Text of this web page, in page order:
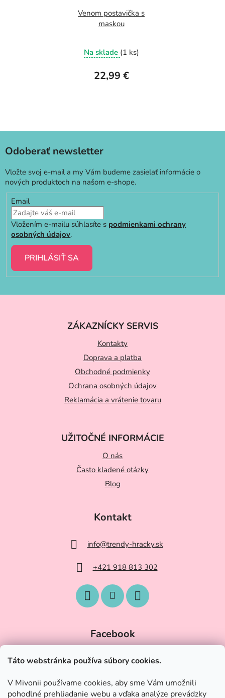
Táto webstránka používa súbory cookies.
V Mivonii používame cookies, aby sme Vám umožnili
pohodlné prehliadanie webu a vďaka analýze prevádzky
Venom postavička s
maskou
Na sklade (1 ks)
22,99 €
Odoberať newsletter
Vložte svoj e-mail a my Vám budeme zasielať informácie o
nových produktoch na našom e-shope.
Email
Vložením e-mailu súhlasíte s podmienkami ochrany
osobných údajov.
PRIHLÁSIŤ SA
ZÁKAZNÍCKY SERVIS
Kontakty
Doprava a platba
Obchodné podmienky
Ochrana osobných údajov
Reklamácia a vrátenie tovaru
UŽITOČNÉ INFORMÁCIE
O nás
Často kladené otázky
Blog
Kontakt
info@trendy-hracky.sk
+421 918 813 302
Facebook